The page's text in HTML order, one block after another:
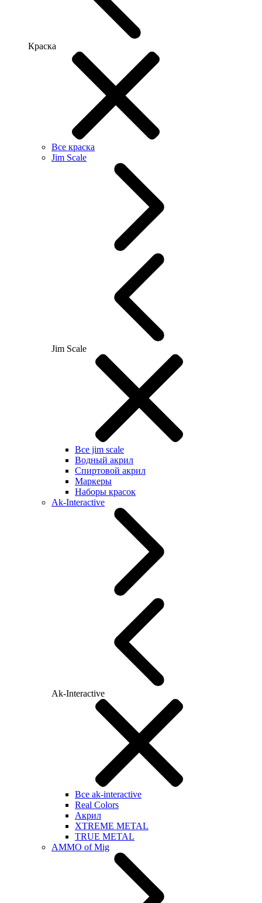
Краска
Все краска
Jim Scale
Jim Scale
Все jim scale
Водный акрил
Спиртовой акрил
Маркеры
Наборы красок
Ak-Interactive
Ak-Interactive
Все ak-interactive
Real Colors
Акрил
XTREME METAL
TRUE METAL
AMMO of Mig